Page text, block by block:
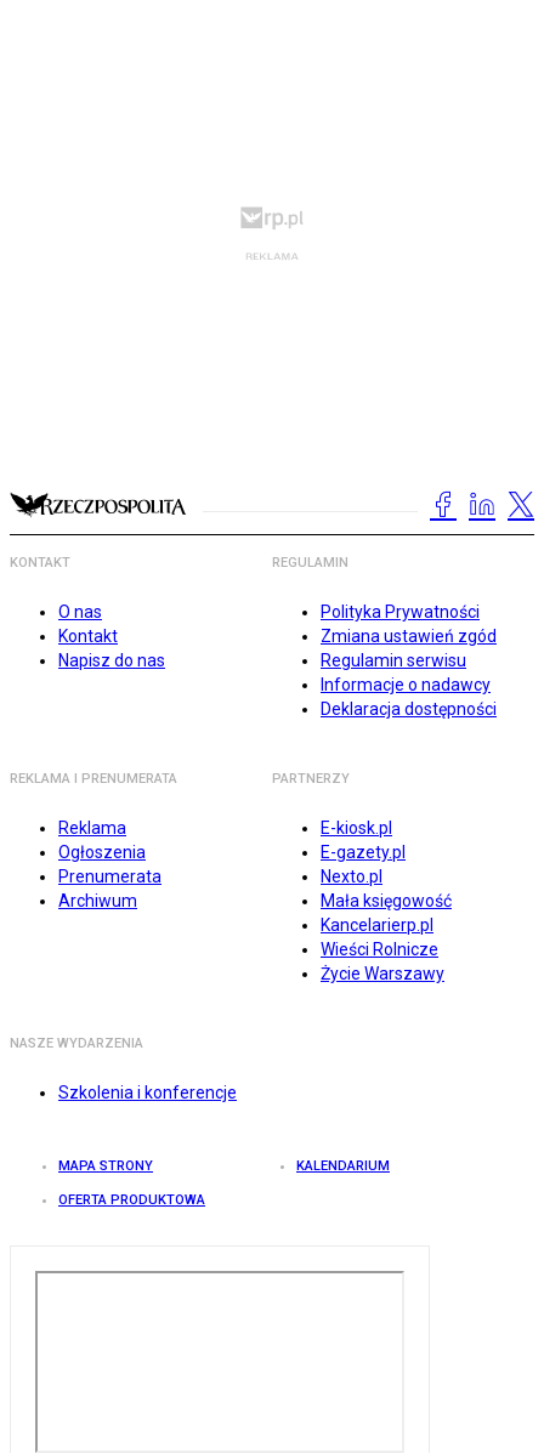
KONTAKT
O nas
Kontakt
Napisz do nas
REGULAMIN
Polityka Prywatności
Zmiana ustawień zgód
Regulamin serwisu
Informacje o nadawcy
Deklaracja dostępności
REKLAMA I PRENUMERATA
Reklama
Ogłoszenia
Prenumerata
Archiwum
PARTNERZY
E-kiosk.pl
E-gazety.pl
Nexto.pl
Mała księgowość
Kancelarierp.pl
Wieści Rolnicze
Życie Warszawy
NASZE WYDARZENIA
Szkolenia i konferencje
MAPA STRONY KALENDARIUM
OFERTA PRODUKTOWA